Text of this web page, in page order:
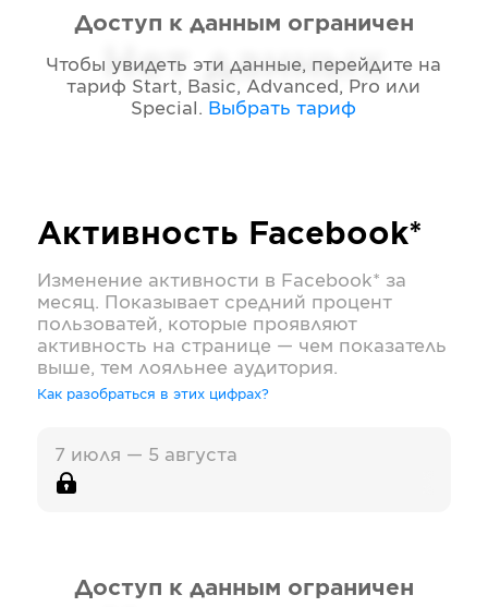
Нет данных
Доступ к данным ограничен
Чтобы увидеть эти данные, перейдите на
тариф Start, Basic, Advanced, Pro или
Special . Выбрать тариф
Активность Facebook*
Изменение активности в Facebook* за
месяц. Показывает средний процент
пользоватей, которые проявляют
активность на странице — чем показатель
выше, тем лояльнее аудитория.
Как разобраться в этих цифрах?
7 июля — 5 августа
Доступ к данным ограничен